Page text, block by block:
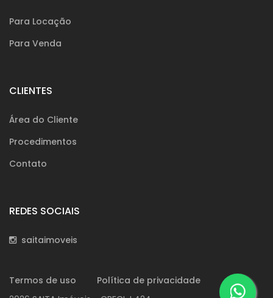
Para Locação
Para Venda
CLIENTES
Área do Cliente
Procedimentos
Contato
REDES SOCIAIS
saitaimoveis
Termos de uso
Política de privacidade